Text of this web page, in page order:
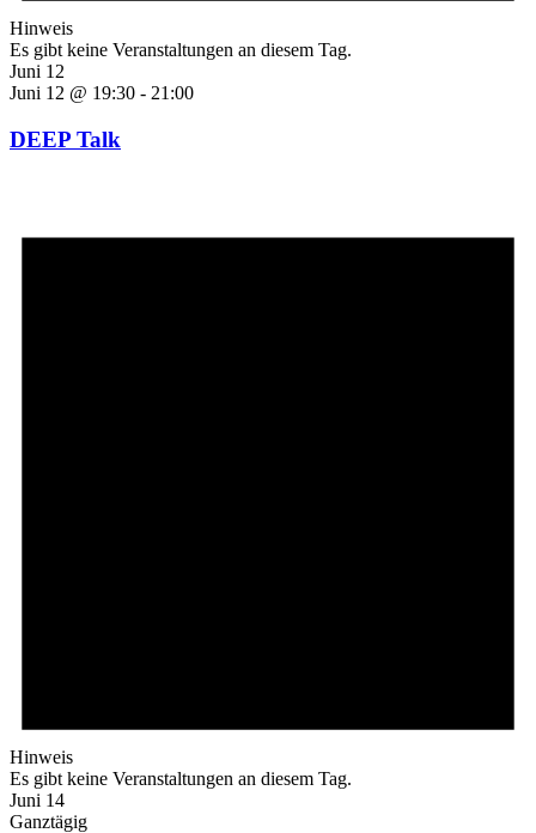
Hinweis
Es gibt keine Veranstaltungen an diesem Tag.
Juni 12
Juni 12 @ 19:30 - 21:00
DEEP Talk
Hinweis
Es gibt keine Veranstaltungen an diesem Tag.
Juni 14
Ganztägig